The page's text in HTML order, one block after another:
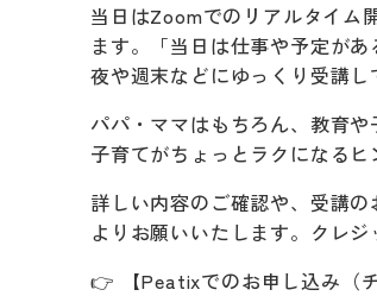
当日はZoomでのリアルタイム
ます。「当日は仕事や予定が
夜や週末などにゆっくり受講し
パパ・ママはもちろん、教育
子育てがちょっとラクになる
詳しい内容のご確認や、受講
よりお願いいたします。クレ
👉 【Peatixでのお申し込み（